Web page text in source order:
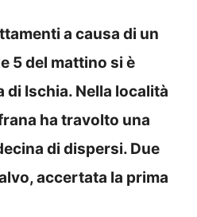
a causa di un
5 del mattino si è
di Ischia. Nella località
ha travolto una
di dispersi. Due
accertata la prima